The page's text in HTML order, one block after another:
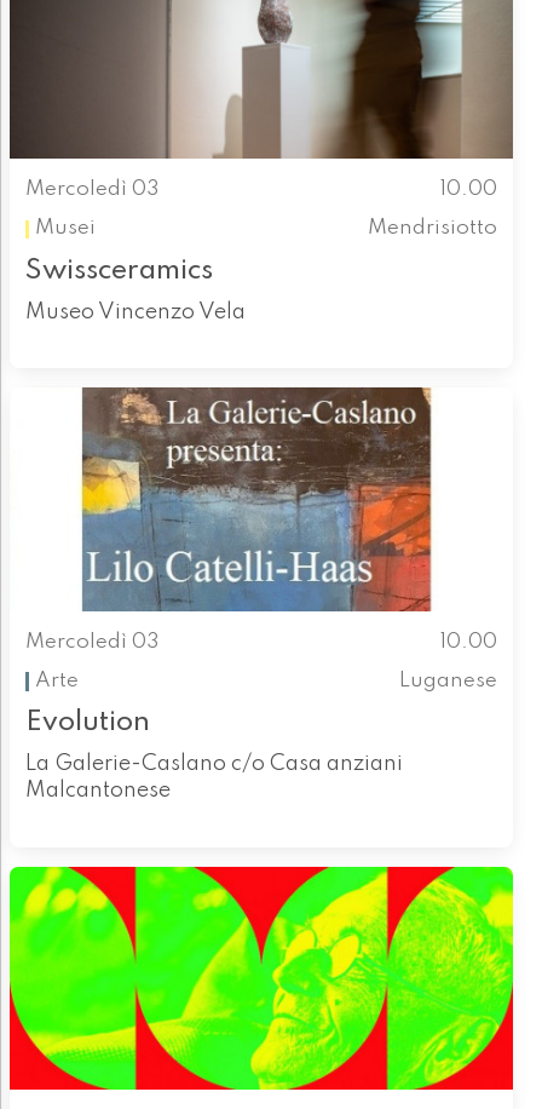
Mercoledì 03
10.00
Musei
Mendrisiotto
Swissceramics
Museo Vincenzo Vela
Mercoledì 03
10.00
Arte
Luganese
Evolution
La Galerie-Caslano c/o Casa anziani
Malcantonese